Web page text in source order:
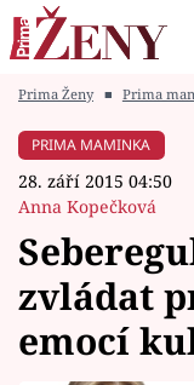
Módní alarm
Témata
Celebrity
Prima Ženy ■ Prima
PRIMA MAMINKA
28. září 2015 04:50
Anna Kopečková
zvládat
emocí